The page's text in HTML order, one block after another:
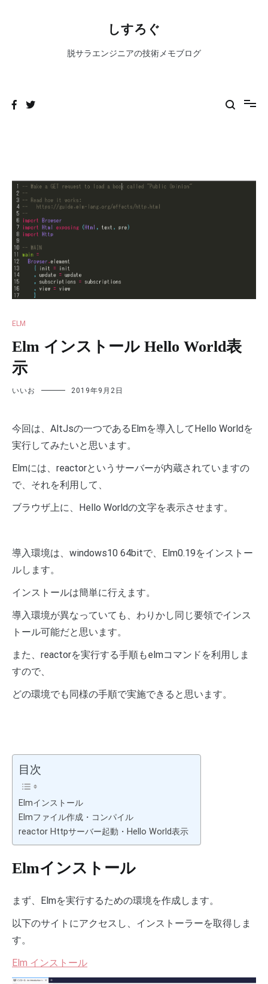
しすろぐ
脱サラエンジニアの技術メモブログ
ELM
Elm インストール Hello World表
示
いいお 2019年9月2日
今回は、AltJsの一つであるElmを導入してHello Worldを
実行してみたいと思います。
Elmには、reactorというサーバーが内蔵されていますの
で、それを利用して、
ブラウザ上に、Hello Worldの文字を表示させます。
導入環境は、windows10 64bitで、Elm0.19をインストー
ルします。
インストールは簡単に行えます。
導入環境が異なっていても、わりかし同じ要領でインス
トール可能だと思います。
また、reactorを実行する手順もelmコマンドを利用しま
すので、
どの環境でも同様の手順で実施できると思います。
目次
Elmインストール
Elmファイル作成・コンパイル
reactor Httpサーバー起動・Hello World表示
Elmインストール
まず、Elmを実行するための環境を作成します。
以下のサイトにアクセスし、インストーラーを取得しま
す。
Elm インストール